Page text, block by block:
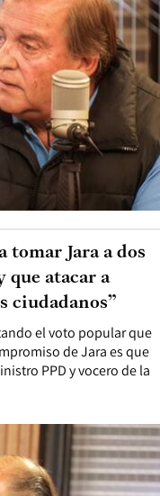
el voto popular que
de Jara es que
PPD y vocero de la
tomar Jara a dos
que atacar a
ciudadanos”